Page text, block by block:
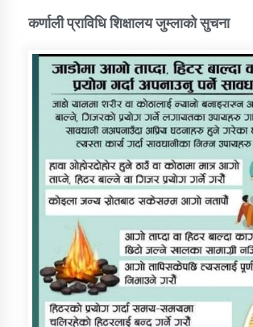
कर्णाली प्राविधि शिक्षालय जुम्लाको सुचना